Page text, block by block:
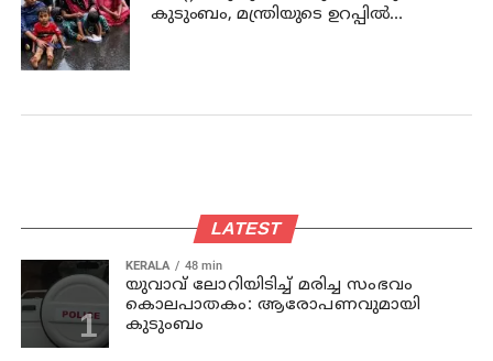
കുടുംബം, മന്ത്രിയുടെ ഉറപ്പില്‍
LATEST
KERALA 48 min
യുവാവ് ലോറിയിടിച്ച് മരിച്ച സംഭവം
കൊലപാതകം: ആരോപണവുമായി
കുടുംബം